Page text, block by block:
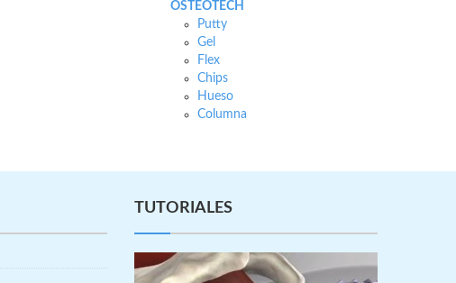
OSTEOTECH
Putty
Gel
Flex
Chips
Hueso
Columna
TUTORIALES